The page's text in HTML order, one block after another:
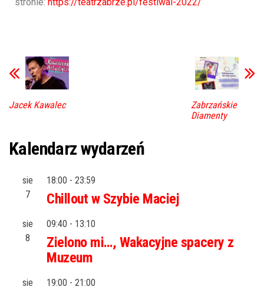
Jacek Kawalec
Zabrzańskie
Diamenty
Kalendarz wydarzeń
sie
7
18:00 - 23:59
Chillout w Szybie Maciej
sie
8
09:40 - 13:10
Zielono mi…, Wakacyjne spacery z
Muzeum
sie
19:00 - 21:00